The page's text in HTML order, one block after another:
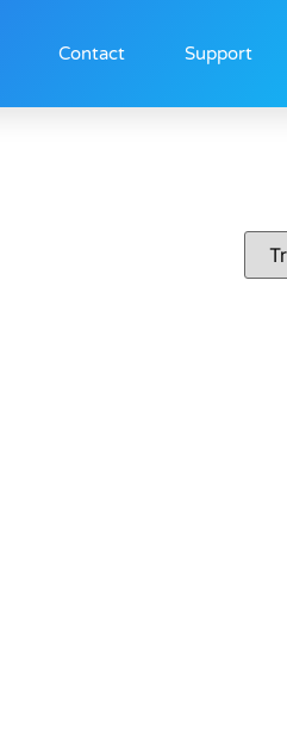
Contact Support